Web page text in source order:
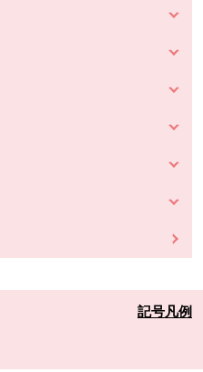
記号凡例